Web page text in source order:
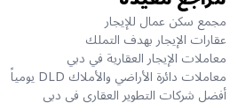
مجمع سكن عمال للإيجار
عقارات الإيجار بهدف التملك
معاملات الإيجار العقارية في دبي
معاملات دائرة الأراضي والأملاك DLD يومياً
أفضل شركات التطوير العقاري في دبي